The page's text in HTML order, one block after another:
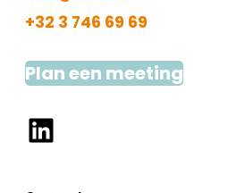
+32 3 746 69 69
Plan een meeting